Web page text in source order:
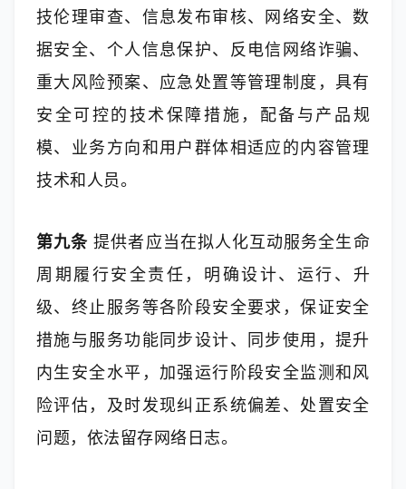
技伦理审查、信息发布审核、网络安全、数
据安全、个人信息保护、反电信网络诈骗、
重大风险预案、应急处置等管理制度，具有
安全可控的技术保障措施，配备与产品规
模、业务方向和用户群体相适应的内容管理
技术和人员。
第九条 提供者应当在拟人化互动服务全生命
周期履行安全责任，明确设计、运行、升
级、终止服务等各阶段安全要求，保证安全
措施与服务功能同步设计、同步使用，提升
内生安全水平，加强运行阶段安全监测和风
险评估，及时发现纠正系统偏差、处置安全
问题，依法留存网络日志。